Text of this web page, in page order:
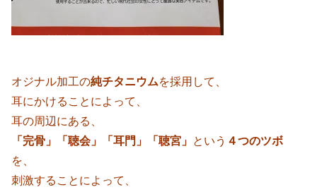
オジナル加工の純チタニウムを採用して、
耳にかけることによって、
耳の周辺にある、
「完骨」「聴会」「耳門」「聴宮」 という ４つのツボ
を、
刺激することによって、